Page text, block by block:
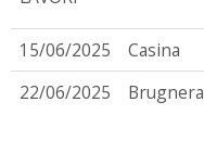
15/06/2025 Casina
22/06/2025
Brugnera